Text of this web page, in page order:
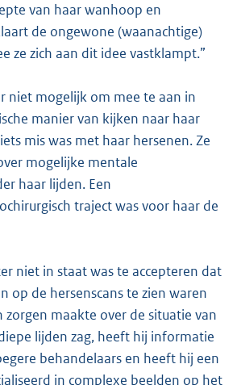
van haar wanhoop en
de ongewone (waanachtige)
ze zich aan dit idee vastklampt.”
niet mogelijk om mee te aan in
manier van kijken naar haar
mis was met haar hersenen. Ze
mogelijke mentale
haar lijden. Een
traject was voor haar de
niet in staat was te accepteren dat
op de hersenscans te zien waren
zorgen maakte over de situatie van
lijden zag, heeft hij informatie
behandelaars en heeft hij een
in complexe beelden op het